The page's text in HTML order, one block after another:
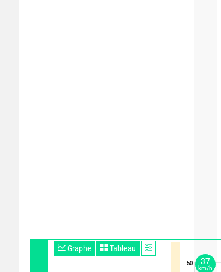
Graphe Tableau
50
37
km/h